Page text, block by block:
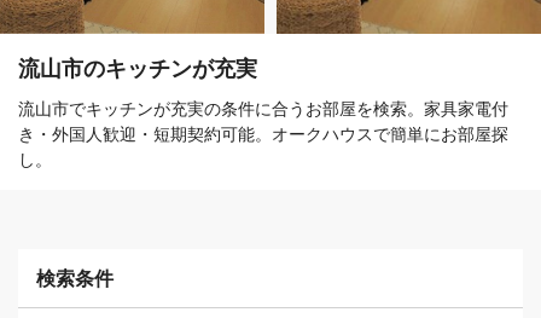
流山市のキッチンが充実
流山市でキッチンが充実の条件に合うお部屋を検索。家具家電付
き・外国人歓迎・短期契約可能。オークハウスで簡単にお部屋探
し。
検索条件